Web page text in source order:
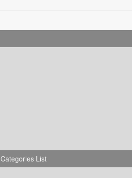
Categories List